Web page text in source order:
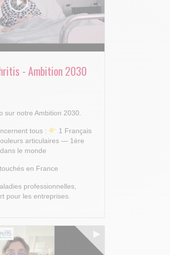
- Ambition 2030
sur notre Ambition 2030.
tous :
1 Français
articulaires — 1ère
le monde
en France
professionnelles,
pour les entreprises.